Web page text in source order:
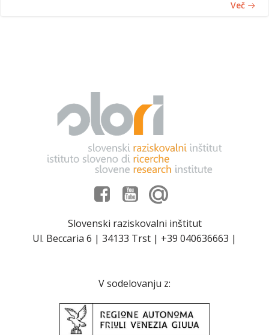
Več
Slovenski raziskovalni inštitut
Ul. Beccaria 6 | 34133 Trst | +39 040636663 |
V sodelovanju z: